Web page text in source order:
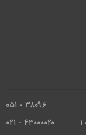
۳۸۰۹۶ - ۰۵۱
۴۳۰۰۰۰۲۰ - ۰۲۱